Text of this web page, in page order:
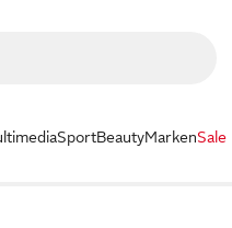
SportBeautyMarkenSale